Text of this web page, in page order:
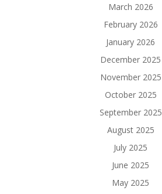
March 2026
February 2026
January 2026
December 2025
November 2025
October 2025
September 2025
August 2025
July 2025
June 2025
May 2025